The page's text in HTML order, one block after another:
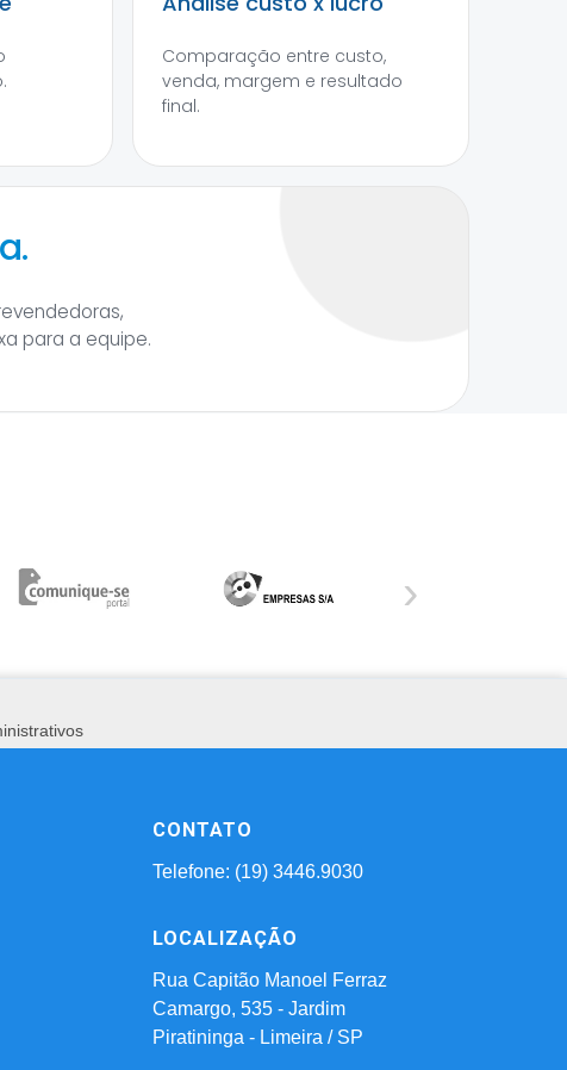
Comparação entre custo,
venda, margem e resultado
final.
para a equipe.
›
CONTATO
Telefone: (19) 3446.9030
LOCALIZAÇÃO
Rua Capitão Manoel Ferraz
Camargo, 535 - Jardim
Piratininga - Limeira / SP